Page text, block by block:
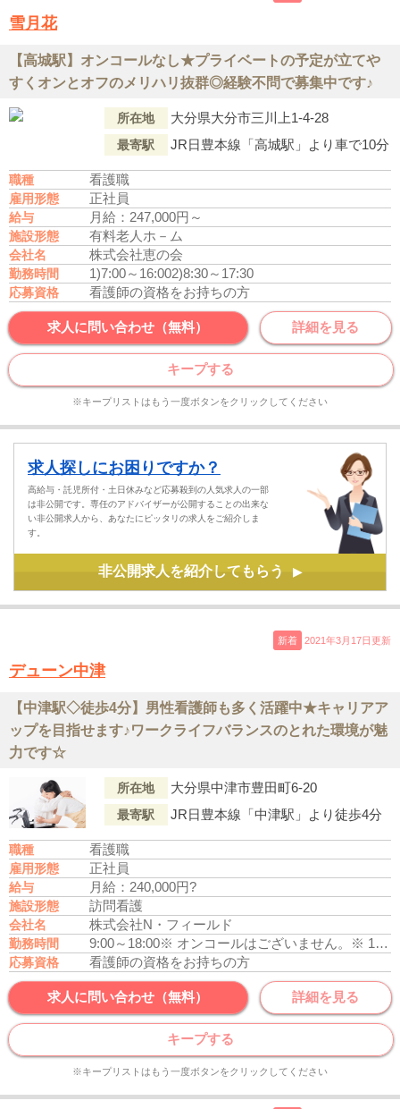
雪月花
【高城駅】オンコールなし★プライベートの予定が立てや
すくオンとオフのメリハリ抜群◎経験不問で募集中です♪
所在地 大分県大分市三川上1-4-28
最寄駅 JR日豊本線「高城駅」より車で10分
職種 看護職
雇用形態 正社員
給与 月給：247,000円～
施設形態 有料老人ホ－ム
会社名 株式会社恵の会
勤務時間 1)7:00～16:002)8:30～17:30
応募資格 看護師の資格をお持ちの方
求人に問い合わせ（無料） 詳細を見る
キープする
※キープリストはもう一度ボタンをクリックしてください
求人探しにお困りですか？
高給与・託児所付・土日休みなど応募殺到の人気求人の一部
は非公開です。専任のアドバイザーが公開することの出来な
い非公開求人から、あなたにピッタリの求人をご紹介しま
す。
非公開求人を紹介してもらう ▶
新着 2021年3月17日更新
デューン中津
【中津駅◇徒歩4分】男性看護師も多く活躍中★キャリアア
ップを目指せます♪ワークライフバランスのとれた環境が魅
力です☆
所在地 大分県中津市豊田町6-20
最寄駅 JR日豊本線「中津駅」より徒歩4分
職種 看護職
雇用形態 正社員
給与 月給：240,000円?
施設形態 訪問看護
会社名 株式会社N・フィールド
勤務時間 9:00～18:00※ オンコールはございません。 ※ 17時までの時短勤務は応相談（幼少の子供を養育している方）
応募資格 看護師の資格をお持ちの方
求人に問い合わせ（無料） 詳細を見る
キープする
※キープリストはもう一度ボタンをクリックしてください